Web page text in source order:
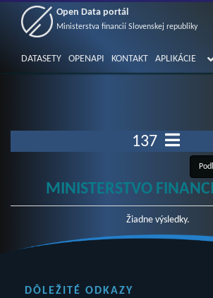
Open Data portál
Ministerstva financií Slovenskej republiky
DATASETY OPENAPI KONTAKT APLIKÁCIE
137
MINISTERSTVO
Žiadne výsledky.
DÔLEŽITÉ ODKAZY